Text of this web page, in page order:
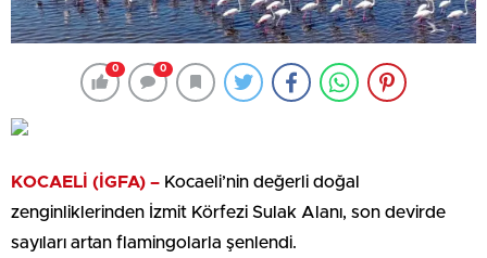
0 0
KOCAELİ (İGFA) – Kocaeli’nin değerli doğal
zenginliklerinden İzmit Körfezi Sulak Alanı, son devirde
sayıları artan flamingolarla şenlendi.